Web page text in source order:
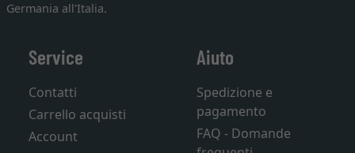
Germania all'Italia.
Service
Contatti
Carrello acquisti
Account
Aiuto
Spedizione e
pagamento
FAQ - Domande